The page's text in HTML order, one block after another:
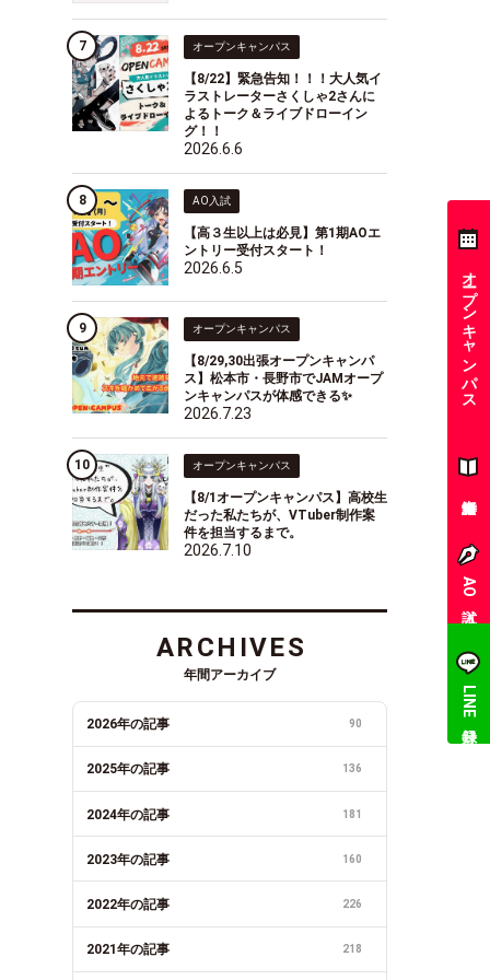
オープンキャンパス
【8/22】緊急告知！！！大人気イ
ラストレーターさくしゃ2さんに
よるトーク＆ライブドローイン
グ！！
2026.6.6
AO入試
【高３生以上は必見】第1期AOエ
ントリー受付スタート！
2026.6.5
オープンキャンパス
【8/29,30出張オープンキャンパ
ス】松本市・長野市でJAMオープ
ンキャンパスが体感できる✨
2026.7.23
オープンキャンパス
【8/1オープンキャンパス】高校生
だった私たちが、VTuber制作案
件を担当するまで。
2026.7.10
ARCHIVES
年間アーカイブ
2026年の記事 90
2025年の記事 136
2024年の記事 181
2023年の記事 160
2022年の記事 226
2021年の記事 218
オープンキャンパス
AO入試
LINE登録